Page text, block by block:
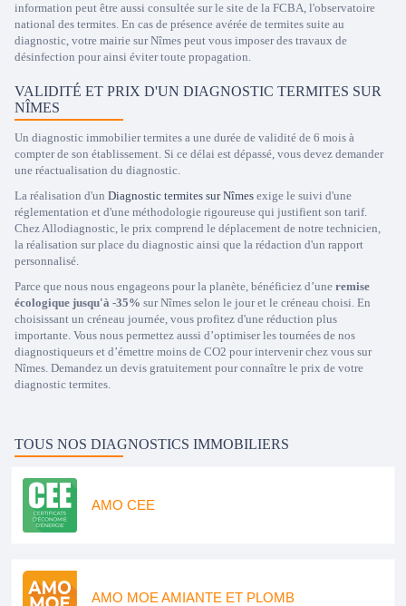
information peut être aussi consultée sur le site de la FCBA, l'observatoire
national des termites. En cas de présence avérée de termites suite au
diagnostic, votre mairie sur Nîmes peut vous imposer des travaux de
désinfection pour ainsi éviter toute propagation.
VALIDITÉ ET PRIX D'UN DIAGNOSTIC TERMITES SUR
NÎMES
Un diagnostic immobilier termites a une durée de validité de 6 mois à
compter de son établissement. Si ce délai est dépassé, vous devez demander
une réactualisation du diagnostic.
La réalisation d'un Diagnostic termites sur Nîmes exige le suivi d'une
réglementation et d'une méthodologie rigoureuse qui justifient son tarif.
Chez Allodiagnostic, le prix comprend le déplacement de notre technicien,
la réalisation sur place du diagnostic ainsi que la rédaction d'un rapport
personnalisé.
Parce que nous nous engageons pour la planète, bénéficiez d’une remise
écologique jusqu'à -35% sur Nîmes selon le jour et le créneau choisi. En
choisissant un créneau journée, vous profitez d'une réduction plus
importante. Vous nous permettez aussi d’optimiser les tournées de nos
diagnostiqueurs et d’émettre moins de CO2 pour intervenir chez vous sur
Nîmes. Demandez un devis gratuitement pour connaître le prix de votre
diagnostic termites.
TOUS NOS DIAGNOSTICS IMMOBILIERS
AMO CEE
AMO MOE AMIANTE ET PLOMB